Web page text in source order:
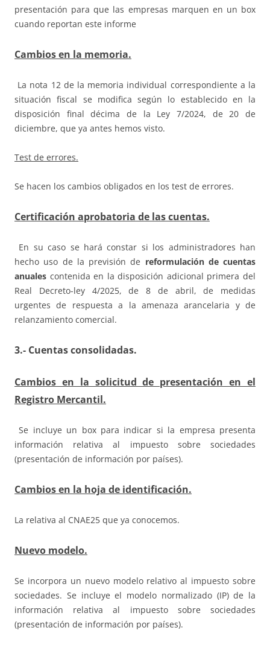
presentación para que las empresas marquen en un box
cuando reportan este informe
Cambios en la memoria.
La nota 12 de la memoria individual correspondiente a la
situación fiscal se modifica según lo establecido en la
disposición final décima de la Ley 7/2024, de 20 de
diciembre, que ya antes hemos visto.
Test de errores.
Se hacen los cambios obligados en los test de errores.
Certificación aprobatoria de las cuentas.
En su caso se hará constar si los administradores han
hecho uso de la previsión de reformulación de cuentas
anuales contenida en la disposición adicional primera del
Real Decreto-ley 4/2025, de 8 de abril, de medidas
urgentes de respuesta a la amenaza arancelaria y de
relanzamiento comercial.
3.- Cuentas consolidadas.
Cambios en la solicitud de presentación en el
Registro Mercantil.
Se incluye un box para indicar si la empresa presenta
información relativa al impuesto sobre sociedades
(presentación de información por países).
Cambios en la hoja de identificación.
La relativa al CNAE25 que ya conocemos.
Nuevo modelo.
Se incorpora un nuevo modelo relativo al impuesto sobre
sociedades. Se incluye el modelo normalizado (IP) de la
información relativa al impuesto sobre sociedades
(presentación de información por países).